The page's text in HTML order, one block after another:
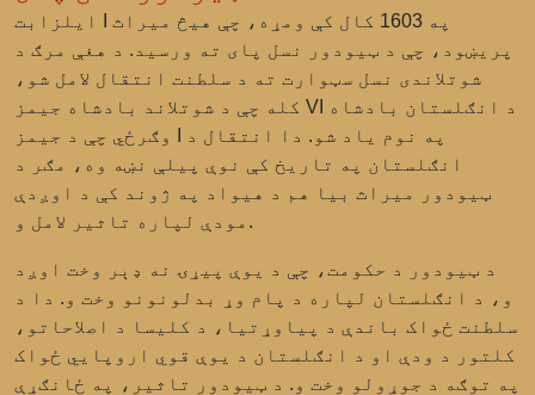
ایلزابت I په 1603 کال کې ومړه، چې هیڅ میراث
پریښود، چې د ټیودور نسل پای ته ورسید. د هغې مرګ د
شوتلاندی نسل سټوارت ته د سلطنت انتقال لامل شو،
کله چې د شوتلاند بادشاه جیمز VI د انګلستان بادشاه
وګرځي چې د جیمز I په نوم یاد شو. دا انتقال د
انګلستان په تاریخ کې نوې پیلې نښه وه، مګر د
ټیودور میراث بیا هم د هیواد په ژوند کې د اوږدې
مودې لپاره تاثیر لامل و.
د ټیودور د حکومت، چې د یوې پیړۍ نه ډېر وخت اوږد
و، د انګلستان لپاره د پام وړ بدلونونو وخت و. دا د
سلطنت ځواک باندې د پیاوړتیا، د کلیسا د اصلاحاتو،
کلتور د ودې او د انګلستان د یوې قوي اروپایي ځواک
په توګه د جوړولو وخت و. د ټیودور تاثیر، په ځانګړې